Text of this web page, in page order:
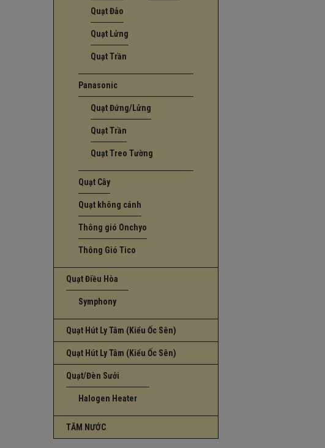
Quạt Đảo
Quạt Lửng
Quạt Trần
Panasonic
Quạt Đứng/Lửng
Quạt Trần
Quạt Treo Tường
Quạt Cây
Quạt không cánh
Thông gió Onchyo
Thông Gió Tico
Quạt Điều Hòa
Symphony
Quạt Hút Ly Tâm (Kiểu Ốc Sên)
Quạt Hút Ly Tâm (Kiểu Ốc Sên)
Quạt/Đèn Sưởi
Halogen Heater
TĂM NƯỚC